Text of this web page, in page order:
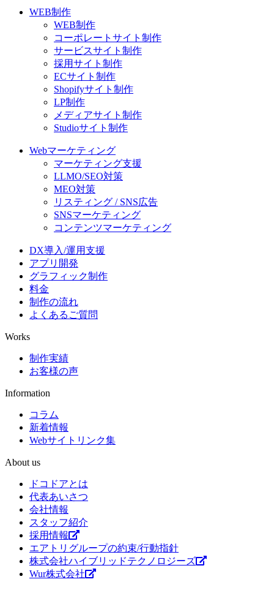
WEB制作
WEB制作
コーポレートサイト制作
サービスサイト制作
採用サイト制作
ECサイト制作
Shopifyサイト制作
LP制作
メディアサイト制作
Studioサイト制作
Webマーケティング
マーケティング支援
LLMO/SEO対策
MEO対策
リスティング / SNS広告
SNSマーケティング
コンテンツマーケティング
DX導入/運用支援
アプリ開発
グラフィック制作
料金
制作の流れ
よくあるご質問
Works
制作実績
お客様の声
Information
コラム
新着情報
Webサイトリンク集
About us
ドコドアとは
代表あいさつ
会社情報
スタッフ紹介
採用情報
エアトリグループの約束/行動指針
株式会社ハイブリッドテクノロジーズ
Wur株式会社